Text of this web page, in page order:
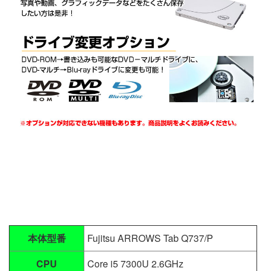
本体型番
Fujitsu ARROWS Tab Q737/P
CPU
Core i5 7300U 2.6GHz